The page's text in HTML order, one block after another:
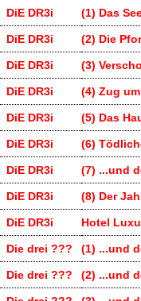
DiE DR3i (1) Das
DiE DR3i (2) Die
DiE DR3i (3)
DiE DR3i (4) Zug
DiE DR3i (5) Das
DiE DR3i (6)
DiE DR3i (7) ...und
DiE DR3i (8) Der
DiE DR3i Hotel
Die drei ??? (1) ...und
Die drei ??? (2) ...und